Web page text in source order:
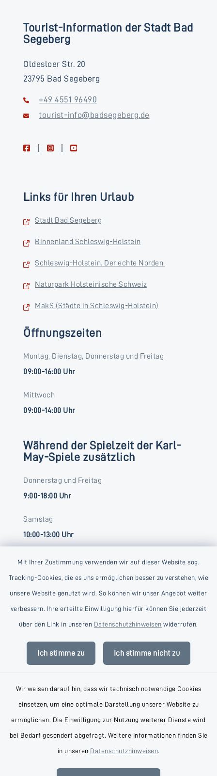
Mit Ihrer Zustimmung verwenden wir auf dieser Website sog.
Tracking-Cookies, die es uns ermöglichen besser zu verstehen, wie
unsere Website genutzt wird. So können wir unser Angebot weiter
verbessern. Ihre erteilte Einwilligung hierfür können Sie jederzeit
über den Link in unseren Datenschutzhinweisen widerrufen.
Ich stimme zu Ich stimme nicht zu
Wir weisen darauf hin, dass wir technisch notwendige Cookies
einsetzen, um eine optimale Darstellung unserer Website zu
ermöglichen. Die Einwilligung zur Nutzung weiterer Dienste wird
bei Bedarf gesondert abgefragt. Weitere Informationen finden Sie
in unseren Datenschutzhinweisen.
Tourist-Information der Stadt Bad
Segeberg
Oldesloer Str. 20
23795 Bad Segeberg
+49 4551 96490
tourist-info@badsegeberg.de
facebookinstagramyoutube
Links für Ihren Urlaub
Stadt Bad Segeberg
Binnenland Schleswig-Holstein
Schleswig-Holstein. Der echte Norden.
Naturpark Holsteinische Schweiz
MakS (Städte in Schleswig-Holstein)
Öffnungszeiten
Montag, Dienstag, Donnerstag und Freitag
09:00-16:00 Uhr
Mittwoch
09:00-14:00 Uhr
Während der Spielzeit der Karl-
May-Spiele zusätzlich
Donnerstag und Freitag
9:00-18:00 Uhr
Samstag
10:00-13:00 Uhr
Kontakt
Datenschutz
Impressum
Sitemap